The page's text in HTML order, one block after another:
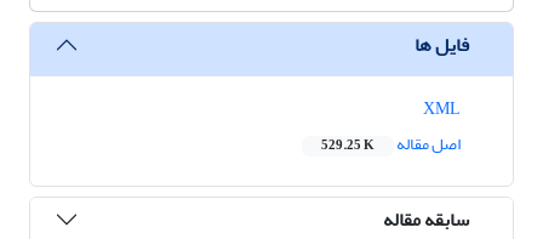
فایل ها
اصل مقاله
529.25 K
سابقه مقاله